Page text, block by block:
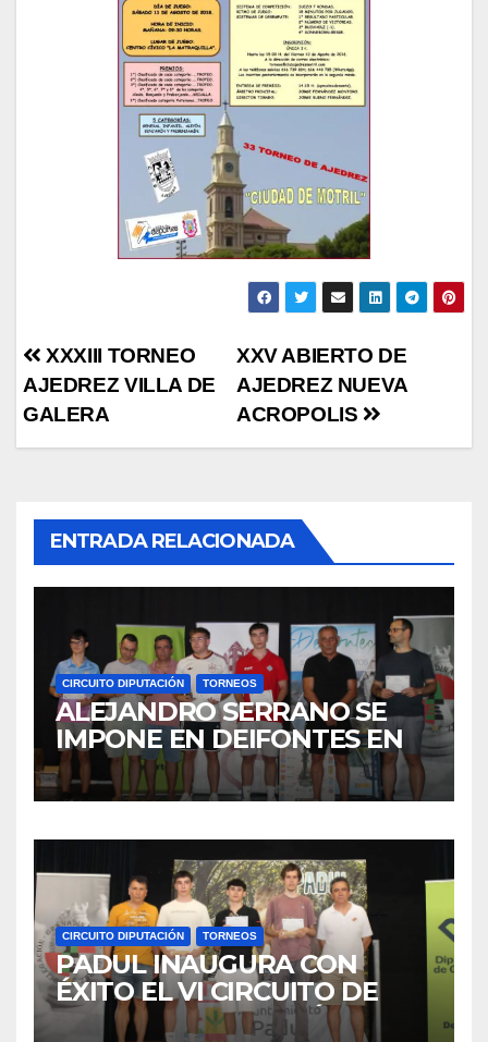
Navegación
de
entradas
XXV ABIERTO DE
AJEDREZ NUEVA
ACROPOLIS
XXXIII TORNEO
AJEDREZ VILLA DE
GALERA
ENTRADA RELACIONADA
CIRCUITO DIPUTACIÓN TORNEOS
ALEJANDRO SERRANO SE
IMPONE EN DEIFONTES EN
LA 2ª JORNADA DEL VI
CIRCUITO DIPUTACIÓN DE
CIRCUITO DIPUTACIÓN TORNEOS
PADUL INAUGURA CON
ÉXITO EL VI CIRCUITO DE
AJEDREZ DIPUTACIÓN DE